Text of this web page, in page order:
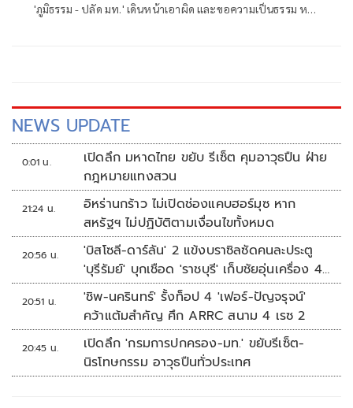
'ภูมิธรรม - ปลัด มท.' เดินหน้าเอาผิด และขอความเป็นธรรม หลัง
NEWS UPDATE
0:01 น.
เปิดลึก มหาดไทย ขยับ รีเซ็ต คุมอาวุธปืน ฝ่าย
กฎหมายแทงสวน
21:24 น.
อิหร่านกร้าว ไม่เปิดช่องแคบฮอร์มุซ หาก
สหรัฐฯ ไม่ปฏิบัติตามเงื่อนไขทั้งหมด
20:56 น.
'บิสโซลี-ดาร์ลัน' 2 แข้งบราซิลซัดคนละประตู
'บุรีรัมย์' บุกเชือด 'ราชบุรี' เก็บชัยอุ่นเครื่อง 4
นัดรวด
20:51 น.
'ชิพ-นครินทร์' รั้งท็อป 4 'เฟอร์-ปัญจรุจน์'
คว้าแต้มสำคัญ ศึก ARRC สนาม 4 เรซ 2
20:45 น.
เปิดลึก 'กรมการปกครอง-มท.' ขยับรีเซ็ต-
นิรโทษกรรม อาวุธปืนทั่วประเทศ